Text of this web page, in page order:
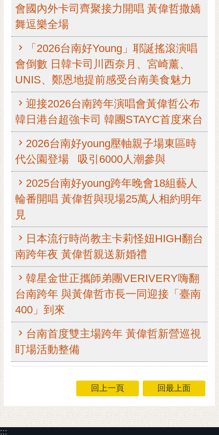
黃
偉
哲
光
泉
花
站
導
訂
RSS
電
市
民
English
隱
會國內外卡司齊聚接力開唱 黃偉哲撒嬌
舞逗樂全場
「2026台南好Young」耶誕搖滾演唱
會倒數 日韓卡司川西奈月、宮崎薰、
UNIS、鄭恩地提前感受台南美食魅力
迎接2026台南跨年演唱會黃偉哲公布
韓日港台超強卡司 韓團STAYC首度來台
2026台南好young壓軸親子場東區時
代公園登場 吸引6000人潮參與
2025台南好young跨年晚會18組藝人
輪番開唱 黃偉哲與現場25萬人相約明年
見
日本流行時尚教主卡莉怪妞HIGH翻台
南跨年夜 黃偉哲親送新婚禮
韓星金世正攜師弟團VERIVERY嗨翻
台南跨年 與黃偉哲市長一同迎接「臺南
400」到來
台南首度雙主場跨年 黃偉哲新營巡視
盯場活動整備
回上一頁 回最上面
:::